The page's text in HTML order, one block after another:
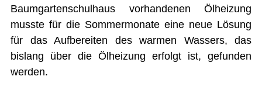
VERKEHR
ENTSORGUNG UND UMWELT
Baumgartenschulhaus vorhandenen Ölheizung
musste für die Sommermonate eine neue Lösung
für das Aufbereiten des warmen Wassers, das
bislang über die Ölheizung erfolgt ist, gefunden
werden.